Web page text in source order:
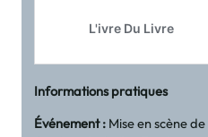
Informations pratiques
Événement : Mise en scène de